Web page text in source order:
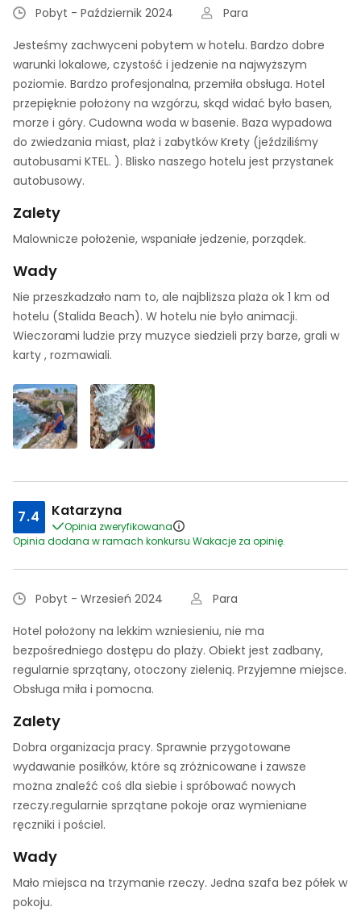
Pobyt - Październik 2024
Para
Jesteśmy zachwyceni pobytem w hotelu. Bardzo dobre
warunki lokalowe, czystość i jedzenie na najwyższym
poziomie. Bardzo profesjonalna, przemiła obsługa. Hotel
przepięknie położony na wzgórzu, skąd widać było basen,
morze i góry. Cudowna woda w basenie. Baza wypadowa
do zwiedzania miast, plaż i zabytków Krety (jeździliśmy
autobusami KTEL. ). Blisko naszego hotelu jest przystanek
autobusowy.
Zalety
Malownicze położenie, wspaniałe jedzenie, porządek.
Wady
Nie przeszkadzało nam to, ale najbliższa plaża ok 1 km od
hotelu (Stalida Beach). W hotelu nie było animacji.
Wieczorami ludzie przy muzyce siedzieli przy barze, grali w
karty , rozmawiali.
7.4 Katarzyna
Opinia zweryfikowana
Opinia dodana w ramach konkursu Wakacje za opinię.
Pobyt - Wrzesień 2024
Para
Hotel położony na lekkim wzniesieniu, nie ma
bezpośredniego dostępu do plaży. Obiekt jest zadbany,
regularnie sprzątany, otoczony zielenią. Przyjemne miejsce.
Obsługa miła i pomocna.
Zalety
Dobra organizacja pracy. Sprawnie przygotowane
wydawanie posiłków, które są zróżnicowane i zawsze
można znaleźć coś dla siebie i spróbować nowych
rzeczy.regularnie sprzątane pokoje oraz wymieniane
ręczniki i pościel.
Wady
Mało miejsca na trzymanie rzeczy. Jedna szafa bez półek w
pokoju.